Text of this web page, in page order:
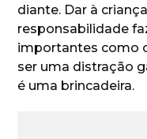
diante. Dar à
responsabilidade
importantes como
ser uma distração
é uma brincadeira.